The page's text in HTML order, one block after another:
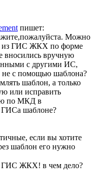
пишет:
Можно
из ГИС ЖКХ по форме
вносились вручную
с другими ИС,
не с помощью шаблона?
шаблон, а только
или исправить
по МКД в
шаблоне?
если вы хотите
шаблон его нужно
ГИС ЖКХ! в чем дело?